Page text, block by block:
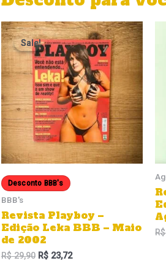
Sale!
Desconto BBB's
Sale!
BBB's
Revista Playboy –
Edição Leka BBB – Maio
de 2002
R$29,90 R$23,72
R$